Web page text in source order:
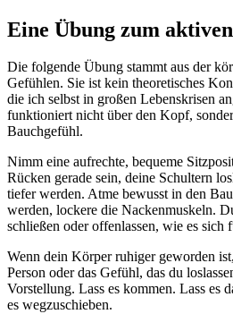
Eine Übung zum
Die folgende Übung stammt aus der
Gefühlen. Sie ist kein theoretisches
die ich selbst in großen Lebenskrisen
funktioniert nicht über den Kopf,
Bauchgefühl.
Nimm eine aufrechte, bequeme
Rücken gerade sein, deine Schultern
tiefer werden. Atme bewusst in den
werden, lockere die Nackenmuskeln.
schließen oder offenlassen, wie es
Wenn dein Körper ruhiger geworden
Person oder das Gefühl, das du
Vorstellung. Lass es kommen. Lass es
es wegzuschieben.